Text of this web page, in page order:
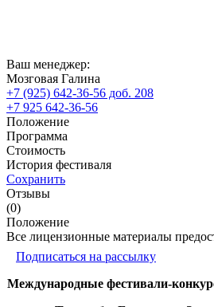
Ваш менеджер:
Мозговая Галина
+7 (925) 642-36-56 доб. 208
+7 925 642-36-56
Положение
Программа
Стоимость
История фестиваля
Сохранить
Отзывы
(0)
Положение
Все лицензионные материалы
Подписаться на рассылку
Международные фестивали-